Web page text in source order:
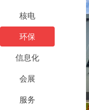
核电
环保
信息化
会展
服务